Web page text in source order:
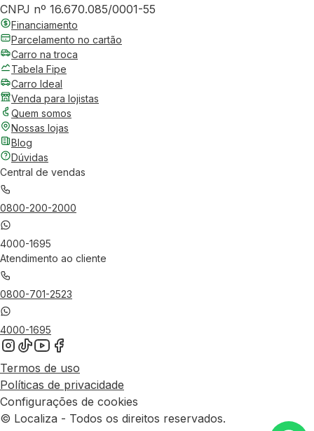
CNPJ nº 16.670.085/0001-55
Financiamento
Parcelamento no cartão
Carro na troca
Tabela Fipe
Carro Ideal
Venda para lojistas
Quem somos
Nossas lojas
Blog
Dúvidas
Central de vendas
0800-200-2000
4000-1695
Atendimento ao cliente
0800-701-2523
4000-1695
Termos de uso
Políticas de privacidade
Configurações de cookies
© Localiza - Todos os direitos reservados.